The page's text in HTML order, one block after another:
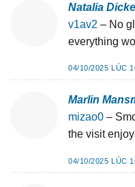
Natalia
v1av2 – No
everything
04/10/2025 LÚC
Marlin
mizao0 –
the visit
04/10/2025 LÚC